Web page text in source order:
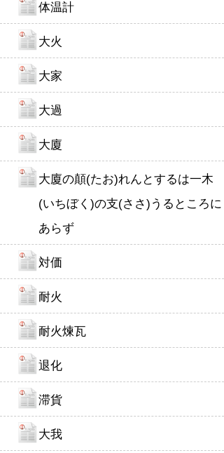
体温計
大火
大家
大過
大廈
大廈の顛(たお)れんとするは一木
(いちぼく)の支(ささ)うるところに
あらず
対価
耐火
耐火煉瓦
退化
滞貨
大我